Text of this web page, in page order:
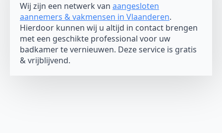
Wij zijn een netwerk van aangesloten
aannemers & vakmensen in Vlaanderen.
Hierdoor kunnen wij u altijd in contact brengen
met een geschikte professional voor uw
badkamer te vernieuwen. Deze service is gratis
& vrijblijvend.